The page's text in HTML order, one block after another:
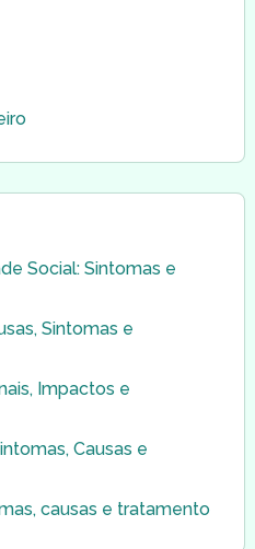
Social: Sintomas e
Sintomas e
Impactos e
Causas e
causas e tratamento